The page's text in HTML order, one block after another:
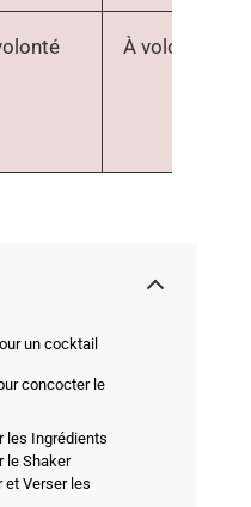
À volonté
un cocktail
concocter le
les Ingrédients
le Shaker
et Verser les